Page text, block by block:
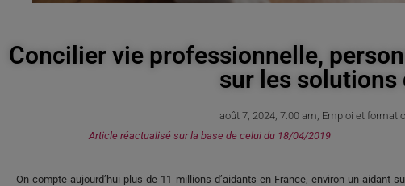
Concilier vie professionnelle,
sur les solutions
août 7, 2024, 7:00 am, Emploi et
Article réactualisé sur la base de celui du 18/04/2019
On compte aujourd’hui plus de 11 millions d’aidants en France, environ un